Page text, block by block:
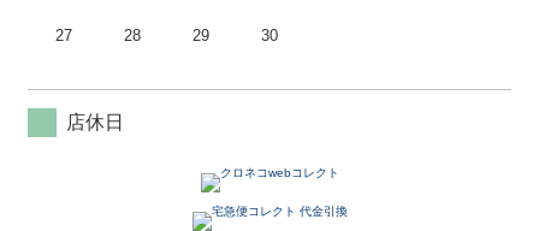
27 28 29 30
店休日